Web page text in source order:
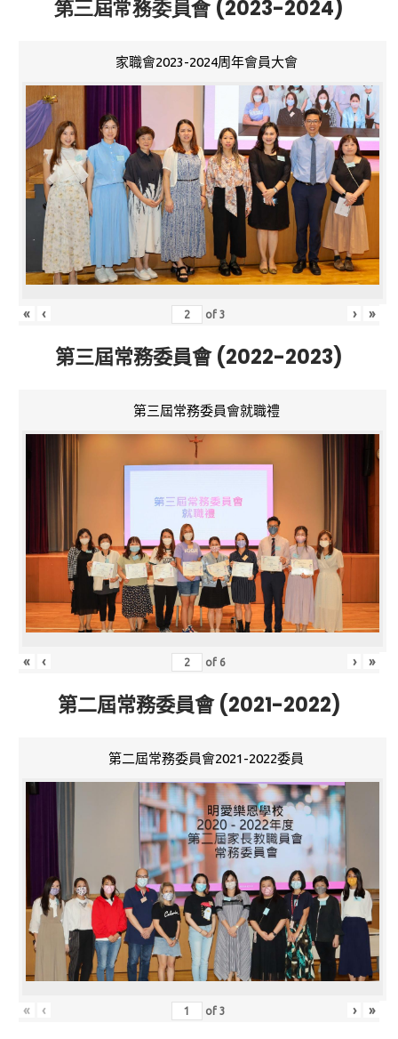
第三屆常務委員會 (2023-2024)
家職會2023-2024周年會員大會
« ‹ of3 › »
第三屆常務委員會 (2022-2023)
第三屆常務委員會就職禮
« ‹ of 6 › »
第二屆常務委員會 (2021-2022)
第二屆常務委員會2021-2022委員
« ‹ of3 › »